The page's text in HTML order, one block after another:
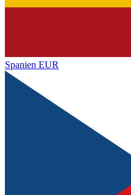
Spanien EUR